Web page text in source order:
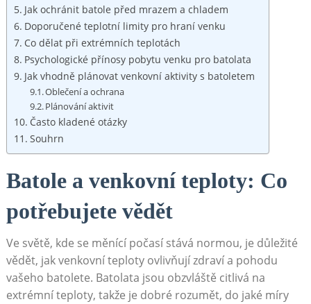
Jak ochránit batole před mrazem a chladem
Doporučené teplotní limity pro hraní venku
Co dělat při extrémních teplotách
Psychologické přínosy pobytu venku pro batolata
Jak vhodně plánovat venkovní aktivity s batoletem
Oblečení a ochrana
Plánování aktivit
Často kladené otázky
Souhrn
Batole a venkovní teploty: Co
potřebujete vědět
Ve světě, kde se měnící počasí stává normou, je důležité
vědět, jak venkovní teploty ovlivňují zdraví a pohodu
vašeho batolete. Batolata jsou obzvláště citlivá na
extrémní teploty, takže je dobré rozumět, do jaké míry